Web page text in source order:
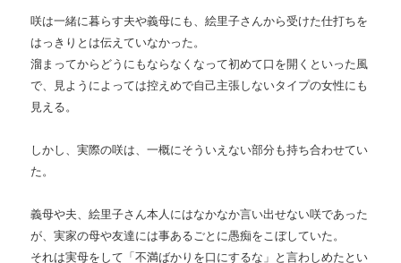
咲は一緒に暮らす夫や義母にも、絵里子さんから受けた仕打ちを
はっきりとは伝えていなかった。
溜まってからどうにもならなくなって初めて口を開くといった風
で、見ようによっては控えめで自己主張しないタイプの女性にも
見える。
しかし、実際の咲は、一概にそういえない部分も持ち合わせてい
た。
義母や夫、絵里子さん本人にはなかなか言い出せない咲であった
が、実家の母や友達には事あるごとに愚痴をこぼしていた。
それは実母をして「不満ばかりを口にするな」と言わしめたとい